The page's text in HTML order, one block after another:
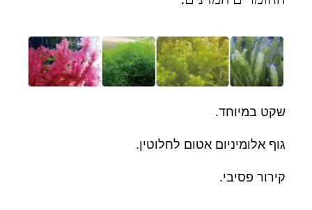
שקט במיוחד.
גוף אלומיניום אטום לחלוטין.
קירור פסיבי.